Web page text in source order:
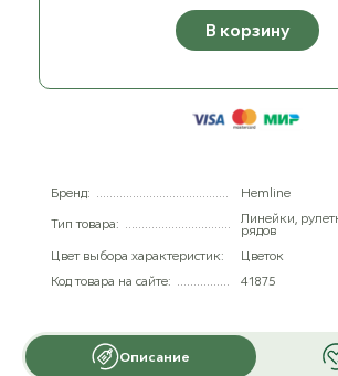
В корзину
Бренд: Hemline
Тип товара:
Линейки,
рядов
Цвет выбора характеристик:
Цветок
Код товара на сайте:
41875
Описание